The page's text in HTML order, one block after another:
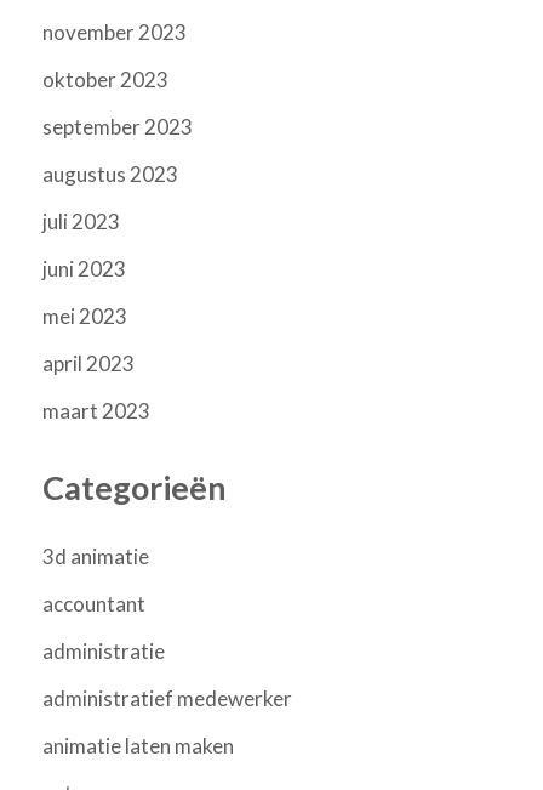
november 2023
oktober 2023
september 2023
augustus 2023
juli 2023
juni 2023
mei 2023
april 2023
maart 2023
Categorieën
3d animatie
accountant
administratie
administratief medewerker
animatie laten maken